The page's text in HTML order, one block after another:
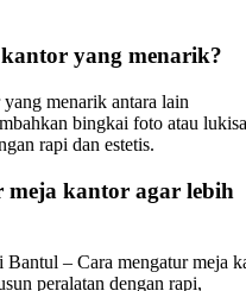
yang menarik?
menarik antara lain
bingkai foto atau
rapi dan estetis.
meja kantor agar lebih
– Cara mengatur meja
peralatan dengan rapi,